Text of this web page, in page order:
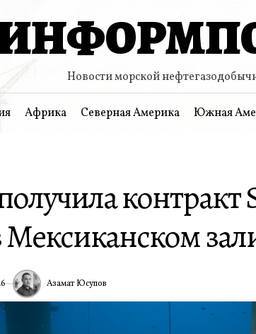
Новости морской
Африка Северная Америка Южная
контракт
Мексиканском
ИА Азамат Юсупов